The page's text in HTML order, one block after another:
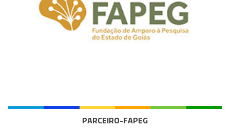
PARCEIRO-FAPEG